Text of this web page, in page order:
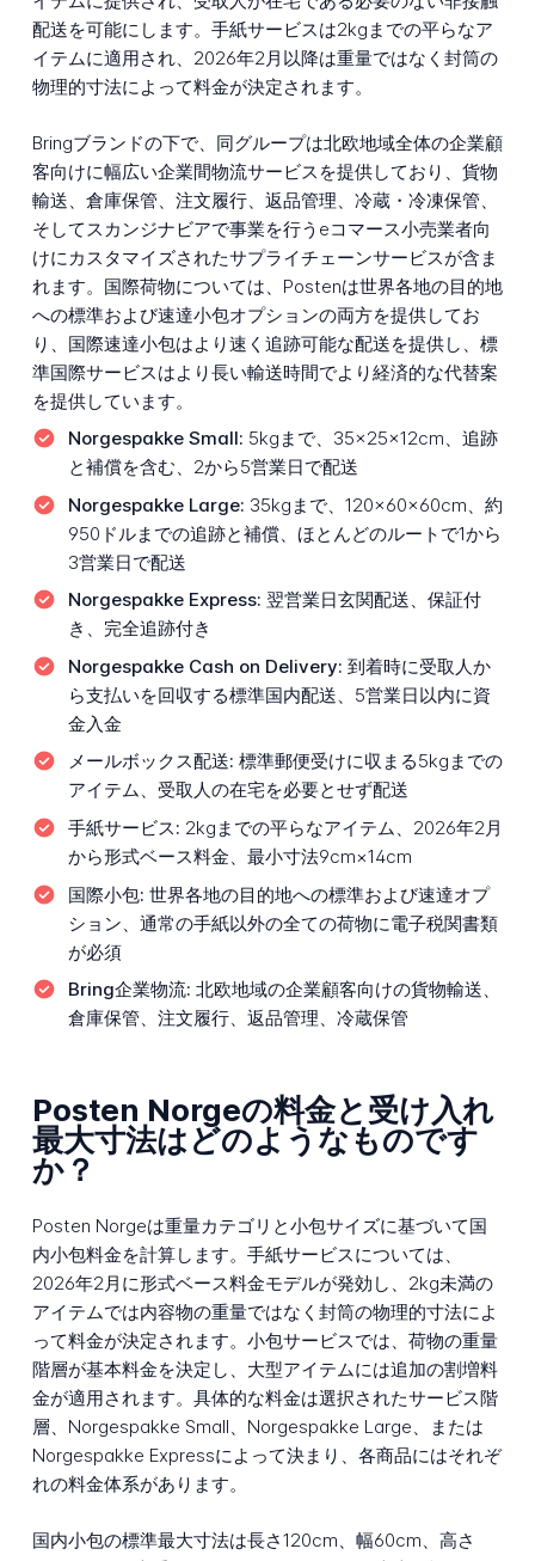
配送を可能にします。手紙サービスは2kgまでの平らなア
イテムに適用され、2026年2月以降は重量ではなく封筒の
物理的寸法によって料金が決定されます。
Bringブランドの下で、同グループは北欧地域全体の企業顧
客向けに幅広い企業間物流サービスを提供しており、貨物
輸送、倉庫保管、注文履行、返品管理、冷蔵・冷凍保管、
そしてスカンジナビアで事業を行うeコマース小売業者向
けにカスタマイズされたサプライチェーンサービスが含ま
れます。国際荷物については、Postenは世界各地の目的地
への標準および速達小包オプションの両方を提供してお
り、国際速達小包はより速く追跡可能な配送を提供し、標
準国際サービスはより長い輸送時間でより経済的な代替案
を提供しています。
Norgespakke Small: 5kgまで、35×25×12cm、追跡
と補償を含む、2から5営業日で配送
Norgespakke Large: 35kgまで、120×60×60cm、約
950ドルまでの追跡と補償、ほとんどのルートで1から
3営業日で配送
Norgespakke Express: 翌営業日玄関配送、保証付
き、完全追跡付き
Norgespakke Cash on Delivery: 到着時に受取人か
ら支払いを回収する標準国内配送、5営業日以内に資
金入金
メールボックス配送: 標準郵便受けに収まる5kgまでの
アイテム、受取人の在宅を必要とせず配送
手紙サービス: 2kgまでの平らなアイテム、2026年2月
から形式ベース料金、最小寸法9cm×14cm
国際小包: 世界各地の目的地への標準および速達オプ
ション、通常の手紙以外の全ての荷物に電子税関書類
が必須
Bring企業物流: 北欧地域の企業顧客向けの貨物輸送、
倉庫保管、注文履行、返品管理、冷蔵保管
Posten Norgeの料金と受け入れ
最大寸法はどのようなものです
か？
Posten Norgeは重量カテゴリと小包サイズに基づいて国
内小包料金を計算します。手紙サービスについては、
2026年2月に形式ベース料金モデルが発効し、2kg未満の
アイテムでは内容物の重量ではなく封筒の物理的寸法によ
って料金が決定されます。小包サービスでは、荷物の重量
階層が基本料金を決定し、大型アイテムには追加の割増料
金が適用されます。具体的な料金は選択されたサービス階
層、Norgespakke Small、Norgespakke Large、または
Norgespakke Expressによって決まり、各商品にはそれぞ
れの料金体系があります。
国内小包の標準最大寸法は長さ120cm、幅60cm、高さ